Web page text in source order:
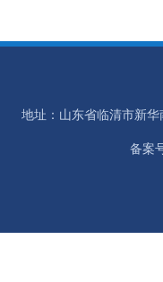
地址：山东省临清市新华
备案